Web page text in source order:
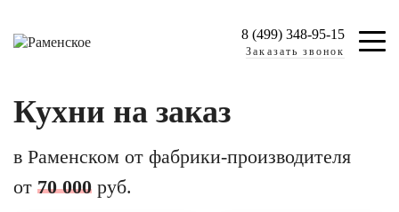
8 (499) 348-95-15
Заказать звонок
Кухни на заказ
в Раменском oт фабрики-производителя
от 70 000 руб.